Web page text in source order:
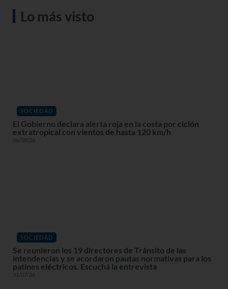
Lo más visto
SOCIEDAD
El Gobierno declara alerta roja en la costa por ciclón
extratropical con vientos de hasta 120 km/h
06/08/26
SOCIEDAD
Se reunieron los 19 directores de Tránsito de las
intendencias y se acordaron pautas normativas para los
patines eléctricos. Escuchá la entrevista
31/07/26